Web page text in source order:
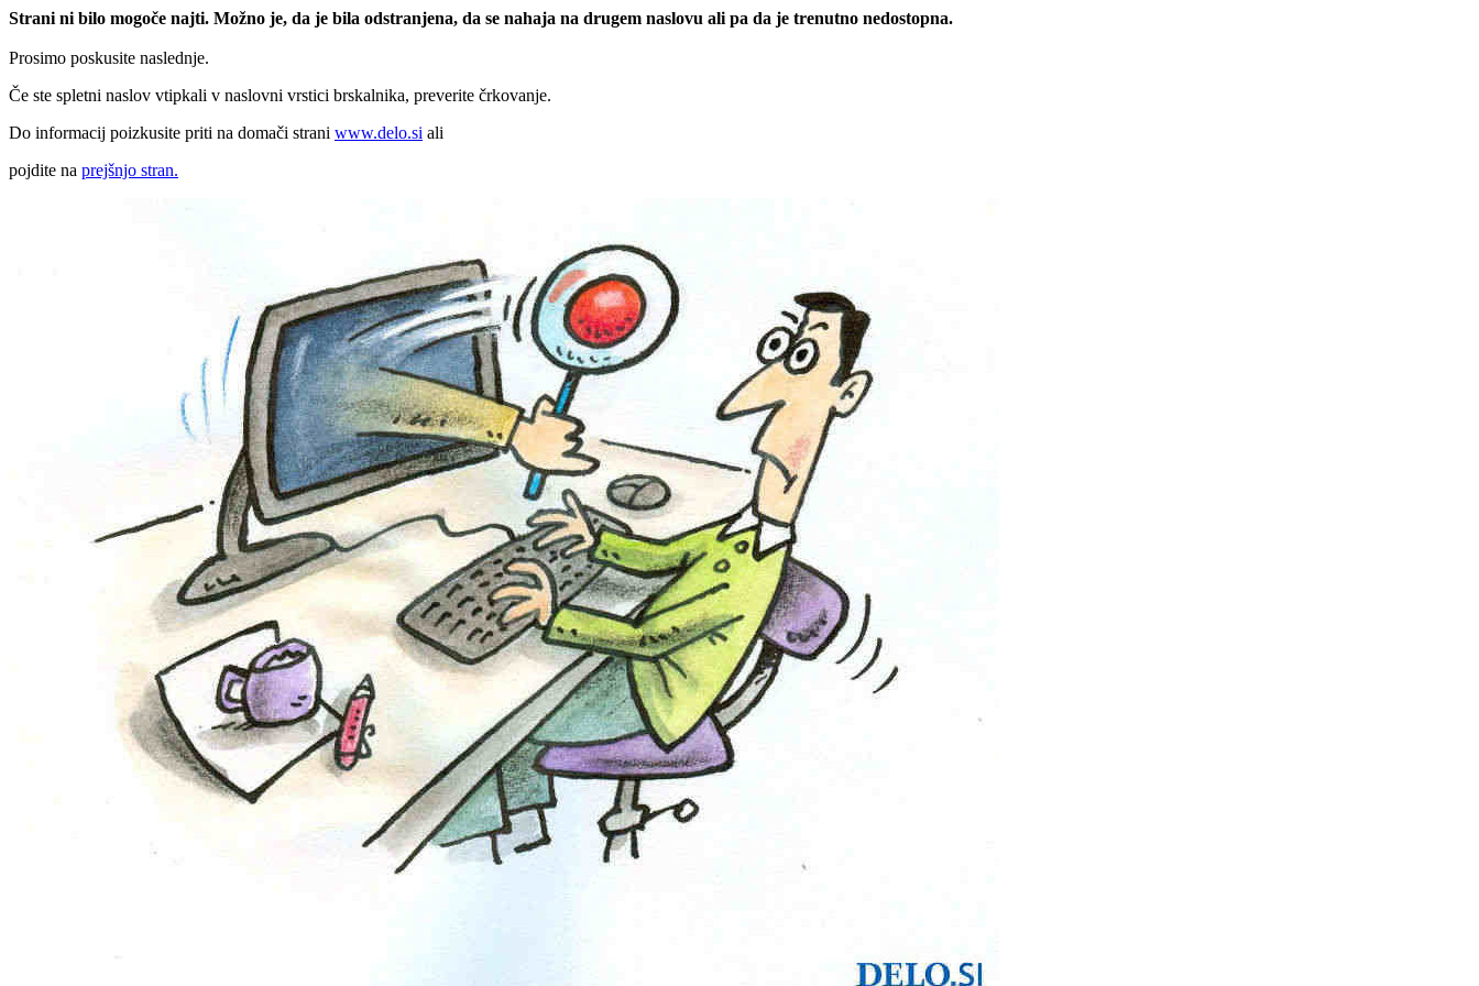
Strani ni bilo mogoče najti. Možno je, da je bila odstranjena, da se nahaja na drugem naslovu ali pa da je trenutno nedostopna.
Prosimo poskusite naslednje.
Če ste spletni naslov vtipkali v naslovni vrstici brskalnika, preverite črkovanje.
Do informacij poizkusite priti na domači strani www.delo.si ali
pojdite na prejšnjo stran.